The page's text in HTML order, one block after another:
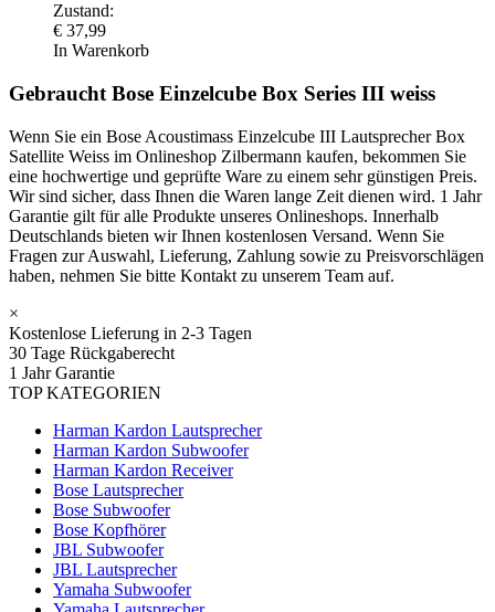
Zustand:
€ 37,99
In Warenkorb
Gebraucht Bose Einzelcube Box Series III weiss
Wenn Sie ein Bose Acoustimass Einzelcube III Lautsprecher Box
Satellite Weiss im Onlineshop Zilbermann kaufen, bekommen Sie
eine hochwertige und geprüfte Ware zu einem sehr günstigen Preis.
Wir sind sicher, dass Ihnen die Waren lange Zeit dienen wird. 1 Jahr
Garantie gilt für alle Produkte unseres Onlineshops. Innerhalb
Deutschlands bieten wir Ihnen kostenlosen Versand. Wenn Sie
Fragen zur Auswahl, Lieferung, Zahlung sowie zu Preisvorschlägen
haben, nehmen Sie bitte Kontakt zu unserem Team auf.
×
Kostenlose Lieferung in 2-3 Tagen
30 Tage Rückgaberecht
1 Jahr Garantie
TOP KATEGORIEN
Harman Kardon Lautsprecher
Harman Kardon Subwoofer
Harman Kardon Receiver
Bose Lautsprecher
Bose Subwoofer
Bose Kopfhörer
JBL Subwoofer
JBL Lautsprecher
Yamaha Subwoofer